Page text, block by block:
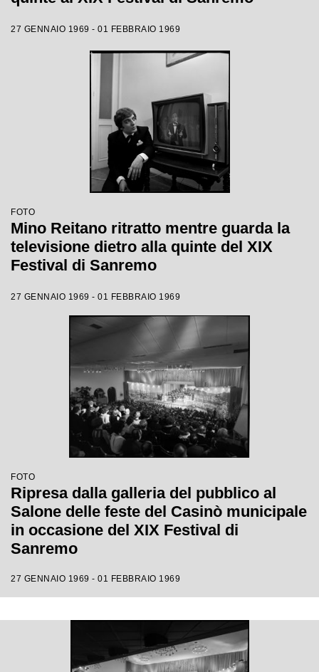
27 GENNAIO 1969 - 01 FEBBRAIO 1969
FOTO
Mino Reitano ritratto mentre guarda la
televisione dietro alla quinte del XIX
Festival di Sanremo
27 GENNAIO 1969 - 01 FEBBRAIO 1969
FOTO
Ripresa dalla galleria del pubblico al
Salone delle feste del Casinò municipale
in occasione del XIX Festival di
Sanremo
27 GENNAIO 1969 - 01 FEBBRAIO 1969